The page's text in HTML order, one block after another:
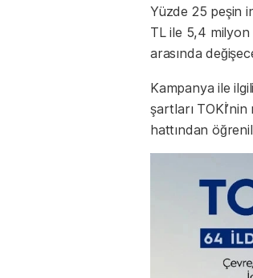
Yüzde 25 peşin
TL ile 5,4 milyon
arasında
Kampanya ile
şartları
hattından